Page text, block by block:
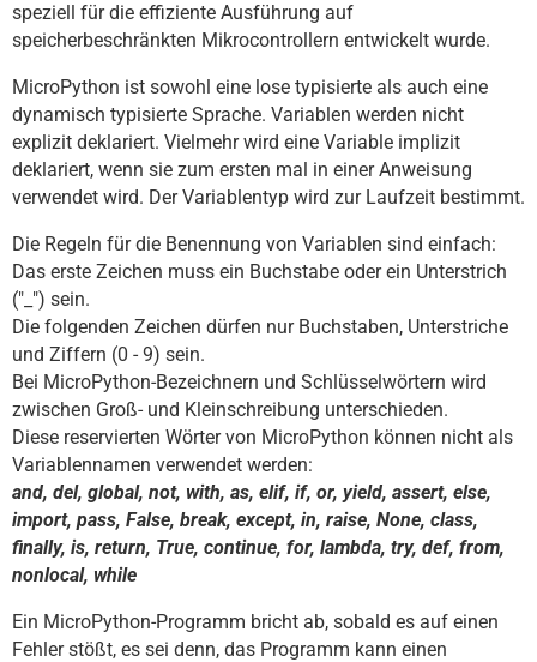
Schulen
Hilfe
DE EN ES
speziell für die effiziente Ausführung auf
speicherbeschränkten Mikrocontrollern entwickelt wurde.
MicroPython ist sowohl eine lose typisierte als auch eine
dynamisch typisierte Sprache. Variablen werden nicht
explizit deklariert. Vielmehr wird eine Variable implizit
deklariert, wenn sie zum ersten mal in einer Anweisung
verwendet wird. Der Variablentyp wird zur Laufzeit bestimmt.
Die Regeln für die Benennung von Variablen sind einfach:
Das erste Zeichen muss ein Buchstabe oder ein Unterstrich
("_") sein.
Die folgenden Zeichen dürfen nur Buchstaben, Unterstriche
und Ziffern (0 - 9) sein.
Bei MicroPython-Bezeichnern und Schlüsselwörtern wird
zwischen Groß- und Kleinschreibung unterschieden.
Diese reservierten Wörter von MicroPython können nicht als
Variablennamen verwendet werden:
and, del, global, not, with, as, elif, if, or, yield, assert, else,
import, pass, False, break, except, in, raise, None, class,
finally, is, return, True, continue, for, lambda, try, def, from,
nonlocal, while
Ein MicroPython-Programm bricht ab, sobald es auf einen
Fehler stößt, es sei denn, das Programm kann einen